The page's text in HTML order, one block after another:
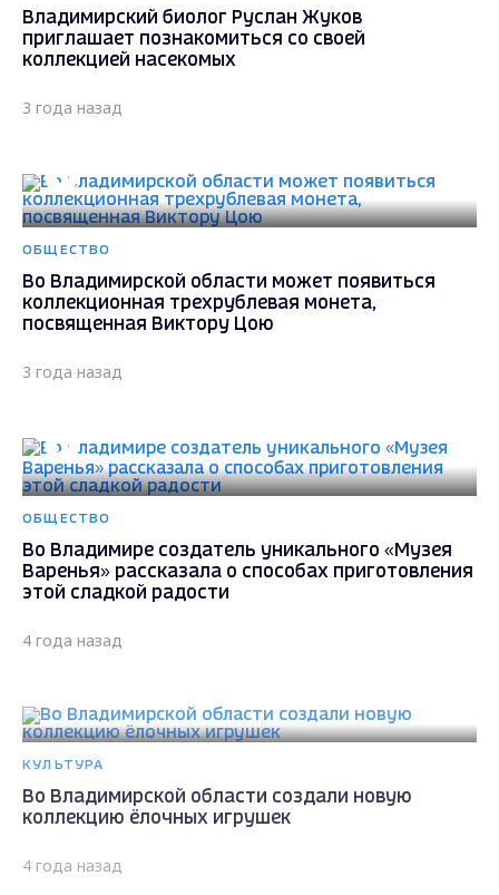
Владимирский биолог Руслан Жуков
приглашает познакомиться со своей
коллекцией насекомых
3 года назад
ОБЩЕСТВО
Во Владимирской области может появиться
коллекционная трехрублевая монета,
посвященная Виктору Цою
3 года назад
ОБЩЕСТВО
Во Владимире создатель уникального «Музея
Варенья» рассказала о способах приготовления
этой сладкой радости
4 года назад
КУЛЬТУРА
Во Владимирской области создали новую
коллекцию ёлочных игрушек
4 года назад